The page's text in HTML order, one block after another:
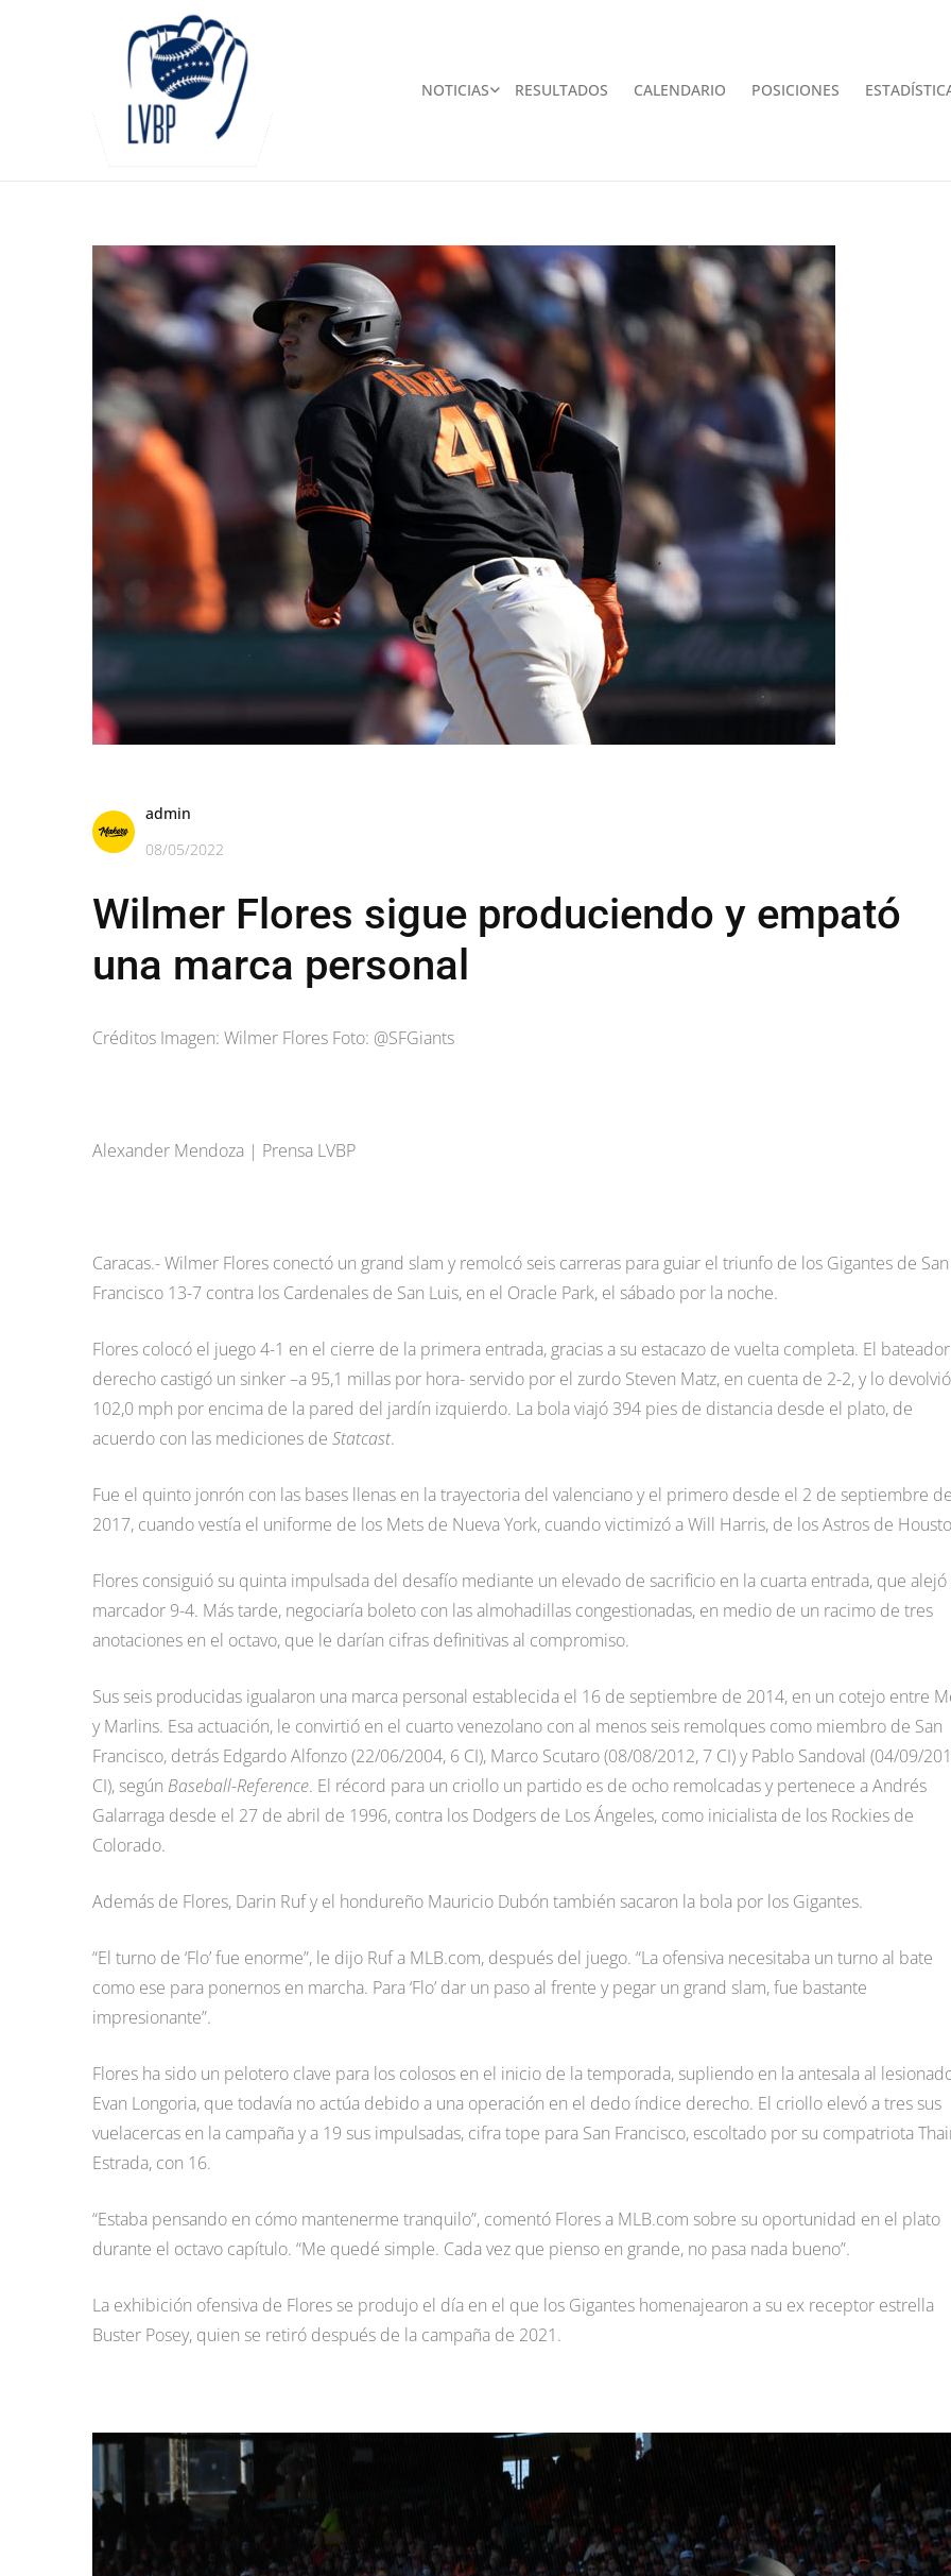
NOTICIAS RESULTADOS CALENDARIO POSICIONES
admin
08/05/2022
Wilmer Flores sigue produciendo y empató
una marca personal
Créditos Imagen: Wilmer Flores Foto: @SFGiants
Alexander Mendoza | Prensa LVBP
Caracas.- Wilmer Flores conectó un grand slam y remolcó seis carreras para guiar el triunfo de los Gigantes de San
Francisco 13-7 contra los Cardenales de San Luis, en el Oracle Park, el sábado por la noche.
Flores colocó el juego 4-1 en el cierre de la primera entrada, gracias a su estacazo de vuelta completa. El bateador
derecho castigó un sinker –a 95,1 millas por hora- servido por el zurdo Steven Matz, en cuenta de 2-2, y lo
102,0 mph por encima de la pared del jardín izquierdo. La bola viajó 394 pies de distancia desde el plato, de
acuerdo con las mediciones de Statcast.
Fue el quinto jonrón con las bases llenas en la trayectoria del valenciano y el primero desde el 2 de septiembre
2017, cuando vestía el uniforme de los Mets de Nueva York, cuando victimizó a Will Harris, de los Astros de
Flores consiguió su quinta impulsada del desafío mediante un elevado de sacrificio en la cuarta entrada, que alejó
marcador 9-4. Más tarde, negociaría boleto con las almohadillas congestionadas, en medio de un racimo de tres
anotaciones en el octavo, que le darían cifras definitivas al compromiso.
Sus seis producidas igualaron una marca personal establecida el 16 de septiembre de 2014, en un cotejo entre
y Marlins. Esa actuación, le convirtió en el cuarto venezolano con al menos seis remolques como miembro de San
Francisco, detrás Edgardo Alfonzo (22/06/2004, 6 CI), Marco Scutaro (08/08/2012, 7 CI) y Pablo Sandoval (04/09/
CI), según Baseball-Reference. El récord para un criollo un partido es de ocho remolcadas y pertenece a Andrés
Galarraga desde el 27 de abril de 1996, contra los Dodgers de Los Ángeles, como inicialista de los Rockies de
Colorado.
Además de Flores, Darin Ruf y el hondureño Mauricio Dubón también sacaron la bola por los Gigantes.
“El turno de ‘Flo’ fue enorme”, le dijo Ruf a MLB.com, después del juego. “La ofensiva necesitaba un turno al bate
como ese para ponernos en marcha. Para ‘Flo’ dar un paso al frente y pegar un grand slam, fue bastante
impresionante”.
Flores ha sido un pelotero clave para los colosos en el inicio de la temporada, supliendo en la antesala al
Evan Longoria, que todavía no actúa debido a una operación en el dedo índice derecho. El criollo elevó a tres sus
vuelacercas en la campaña y a 19 sus impulsadas, cifra tope para San Francisco, escoltado por su compatriota
Estrada, con 16.
“Estaba pensando en cómo mantenerme tranquilo”, comentó Flores a MLB.com sobre su oportunidad en el plato
durante el octavo capítulo. “Me quedé simple. Cada vez que pienso en grande, no pasa nada bueno”.
La exhibición ofensiva de Flores se produjo el día en el que los Gigantes homenajearon a su ex receptor estrella
Buster Posey, quien se retiró después de la campaña de 2021.